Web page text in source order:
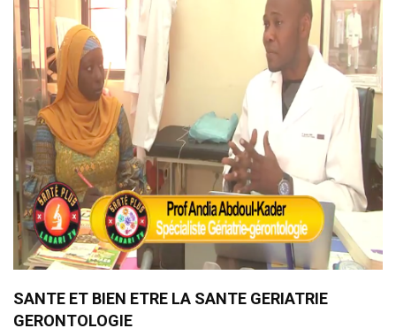
SANTE ET BIEN ETRE LA SANTE GERIATRIE
GERONTOLOGIE